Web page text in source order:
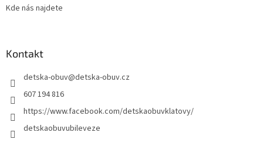
Kde nás najdete
Kontakt
detska-obuv@detska-obuv.cz
607 194 816
https://www.facebook.com/detskaobuvklatovy/
detskaobuvubileveze